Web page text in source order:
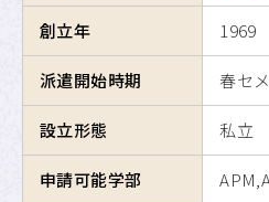
創立年 1969
派遣開始時期 春セ
設立形態 私立
申請可能学部
プライバシーポリシー
APU公式Webサイト
APU SALC